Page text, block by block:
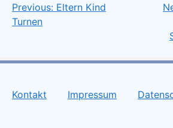
Beitragsnavigation
Previous: Eltern Kind
Turnen
Kontakt Impressum